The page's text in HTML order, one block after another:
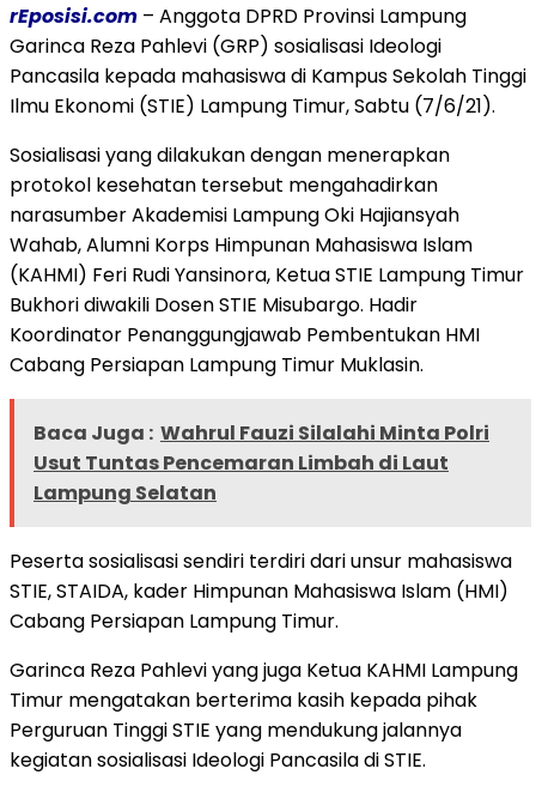
rEposisi.com – Anggota DPRD Provinsi Lampung
Garinca Reza Pahlevi (GRP) sosialisasi Ideologi
Pancasila kepada mahasiswa di Kampus Sekolah Tinggi
Ilmu Ekonomi (STIE) Lampung Timur, Sabtu (7/6/21).
Sosialisasi yang dilakukan dengan menerapkan
protokol kesehatan tersebut mengahadirkan
narasumber Akademisi Lampung Oki Hajiansyah
Wahab, Alumni Korps Himpunan Mahasiswa Islam
(KAHMI) Feri Rudi Yansinora, Ketua STIE Lampung Timur
Bukhori diwakili Dosen STIE Misubargo. Hadir
Koordinator Penanggungjawab Pembentukan HMI
Cabang Persiapan Lampung Timur Muklasin.
Baca Juga : Wahrul Fauzi Silalahi Minta Polri
Usut Tuntas Pencemaran Limbah di Laut
Lampung Selatan
Peserta sosialisasi sendiri terdiri dari unsur mahasiswa
STIE, STAIDA, kader Himpunan Mahasiswa Islam (HMI)
Cabang Persiapan Lampung Timur.
Garinca Reza Pahlevi yang juga Ketua KAHMI Lampung
Timur mengatakan berterima kasih kepada pihak
Perguruan Tinggi STIE yang mendukung jalannya
kegiatan sosialisasi Ideologi Pancasila di STIE.